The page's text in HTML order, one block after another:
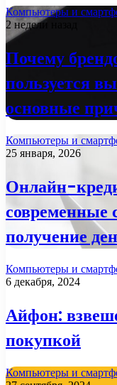
Компьютеры и
2 недели назад
Почему
пользуется
основные
Компьютеры и
25 января, 2026
Онлайн-
современные
получение
Компьютеры и
6 декабря, 2024
Айфон:
покупкой
Компьютеры и